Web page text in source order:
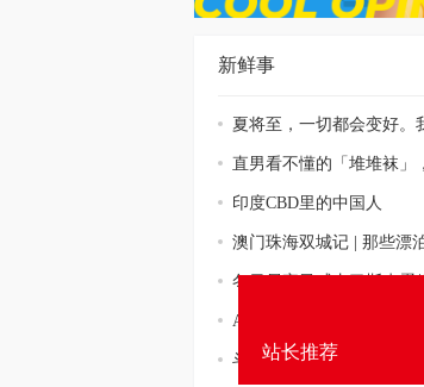
新鲜事
夏将至，一切都会变好。
游！直男看不懂的「堆堆袜」
的勇气
印度CBD里的中国人
澳门珠海双城记 | 那些漂
人冬日居家灵感丨巴斯克蛋
蜡烛丨S
A站视频-热爱105°C的你
斗鱼视频-周二珂《告白气
站长推荐